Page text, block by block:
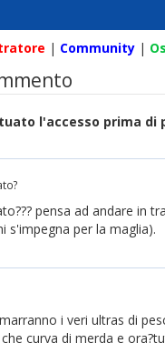
| Community |
l'accesso prima di
pensa ad andare in
s'impegna per la maglia).
i veri ultras di
curva di merda e